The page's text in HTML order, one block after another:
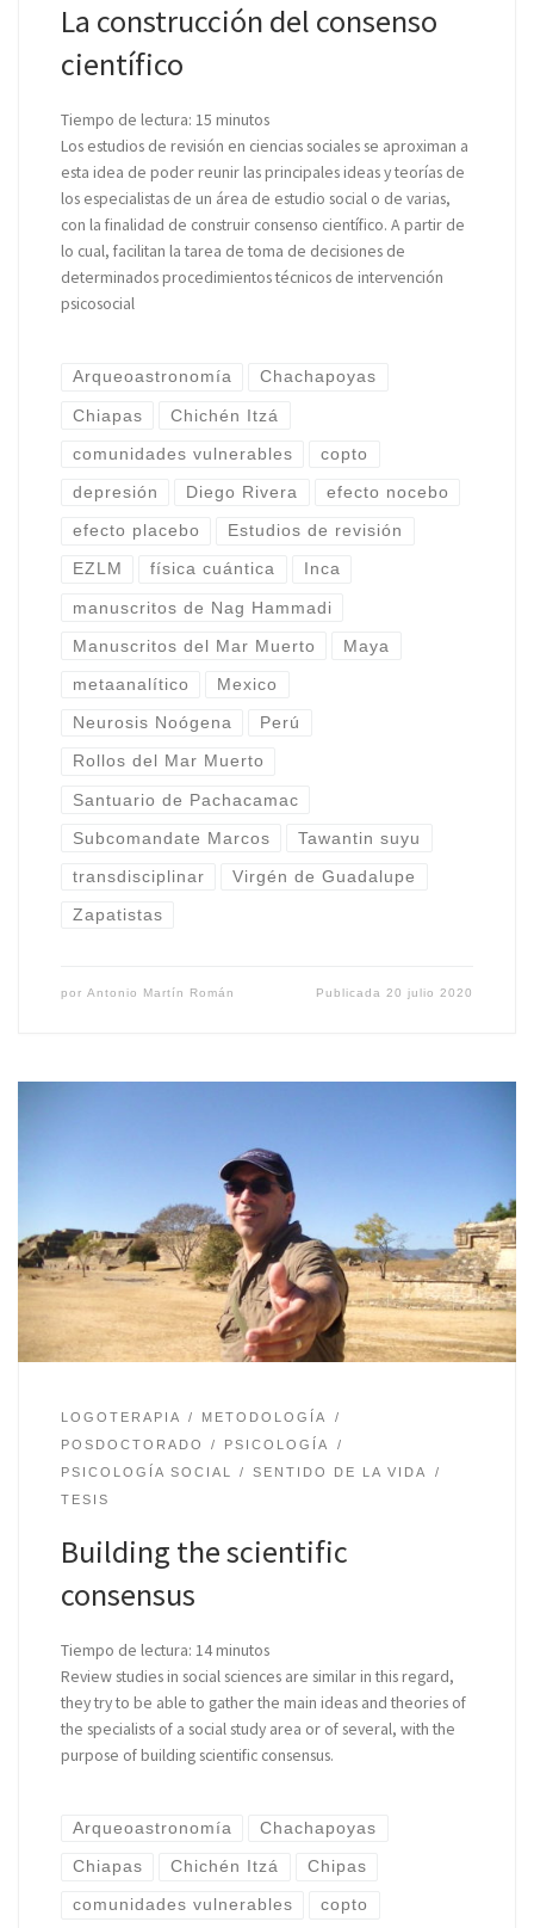
La construcción del consenso
científico
Tiempo de lectura: 15 minutos
Los estudios de revisión en ciencias sociales se aproximan a
esta idea de poder reunir las principales ideas y teorías de
los especialistas de un área de estudio social o de varias,
con la finalidad de construir consenso científico. A partir de
lo cual, facilitan la tarea de toma de decisiones de
determinados procedimientos técnicos de intervención
psicosocial
Arqueoastronomía Chachapoyas
Chiapas Chichén Itzá
comunidades vulnerables copto
depresión Diego Rivera efecto nocebo
efecto placebo Estudios de revisión
EZLM física cuántica Inca
manuscritos de Nag Hammadi
Manuscritos del Mar Muerto Maya
metaanalítico Mexico
Neurosis Noógena Perú
Rollos del Mar Muerto
Santuario de Pachacamac
Subcomandate Marcos Tawantin suyu
transdisciplinar Virgén de Guadalupe
Zapatistas
por Antonio Martín Román Publicada20 julio 2020
LOGOTERAPIA
METODOLOGÍA
POSDOCTORADO
PSICOLOGÍA
PSICOLOGÍA SOCIAL
SENTIDO DE LA VIDA
TESIS
Building the scientific
consensus
Tiempo de lectura: 14minutos
Review studies in social sciences are similar in this regard,
they try to be able to gather the main ideas and theories of
the specialists of a social study area or of several, with the
purpose of building scientific consensus.
Arqueoastronomía Chachapoyas
Chiapas Chichén Itzá Chipas
comunidades vulnerables copto